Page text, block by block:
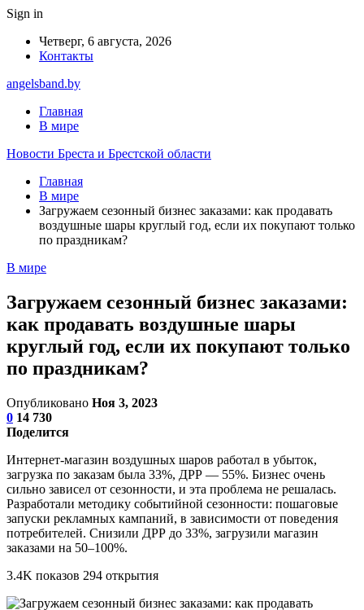
Sign in
Четверг, 6 августа, 2026
Контакты
angelsband.by
Главная
В мире
Новости Бреста и Брестской области
Главная
В мире
Загружаем сезонный бизнес заказами: как продавать
воздушные шары круглый год, если их покупают только
по праздникам?
В мире
Загружаем сезонный бизнес заказами:
как продавать воздушные шары
круглый год, если их покупают только
по праздникам?
Опубликовано Ноя 3, 2023
0 14 730
Поделится
Интернет-магазин воздушных шаров работал в убыток,
загрузка по заказам была 33%, ДРР — 55%. Бизнес очень
сильно зависел от сезонности, и эта проблема не решалась.
Разработали методику событийной сезонности: пошаговые
запуски рекламных кампаний, в зависимости от поведения
потребителей. Снизили ДРР до 33%, загрузили магазин
заказами на 50–100%.
3.4K показов 294 открытия